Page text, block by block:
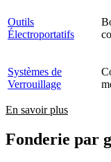
Outils
Électroportatifs
Systèmes de
Verrouillage
En savoir plus
Fonderie par